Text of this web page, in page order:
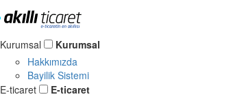
Kurumsal
Kurumsal
Hakkımızda
Bayilik Sistemi
E-ticaret
E-ticaret